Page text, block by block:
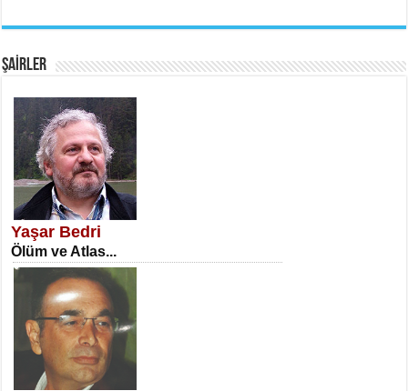
SATILMIŞ ÜMİT ÇETİNKAYA
Erkenlik...
NECLA DİLEK ARSLAN
Öğretmenler Günü Mahkemesi...
ŞAİRLER
Yaşar Bedri
Ölüm ve Atlas...